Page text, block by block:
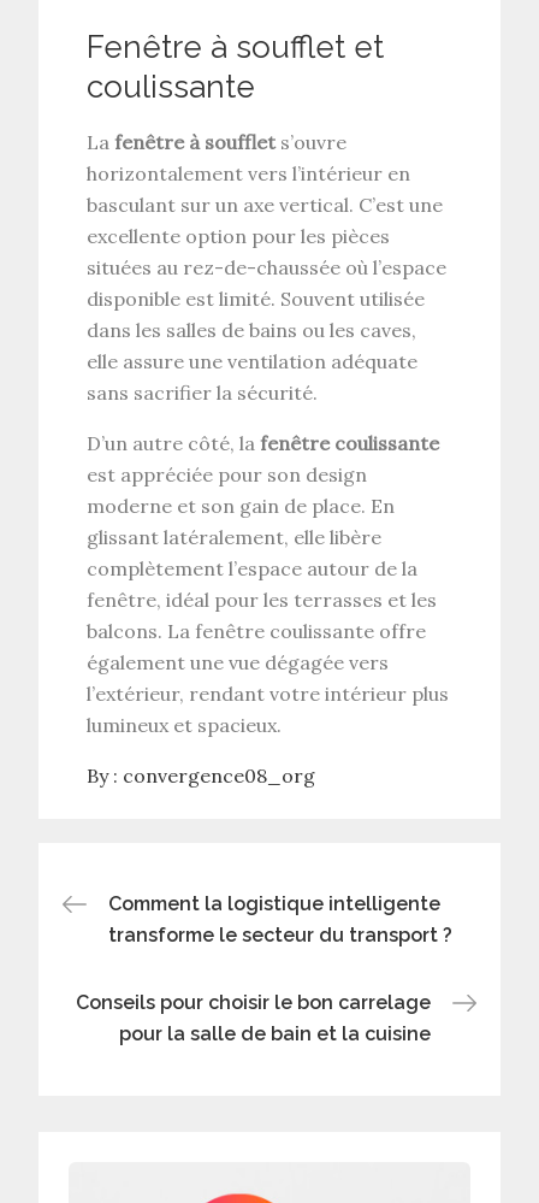
Fenêtre à soufflet et
coulissante
Lafenêtre à soufflets’ouvre
horizontalement vers l’intérieur en
basculant sur un axe vertical. C’est une
excellente option pour les pièces
situées au rez-de-chaussée où l’espace
disponible est limité. Souvent utilisée
dans les salles de bains ou les caves,
elle assure une ventilation adéquate
sans sacrifier la sécurité.
D’un autre côté, lafenêtre coulissante
est appréciée pour son design
moderne et son gain de place. En
glissant latéralement, elle libère
complètement l’espace autour de la
fenêtre, idéal pour les terrasses et les
balcons. La fenêtre coulissante offre
également une vue dégagée vers
l’extérieur, rendant votre intérieur plus
lumineux et spacieux.
By : convergence08_org
Navigation
l’article
Comment la logistique intelligente
transforme le secteur du transport ?
Conseils pour choisir le bon carrelage
pour la salle de bain et la cuisine